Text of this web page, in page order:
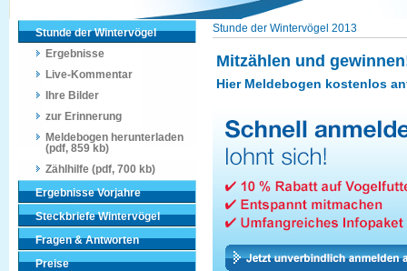
Stunde der Wintervögel
Ergebnisse
Live-Kommentar
Ihre Bilder
zur Erinnerung
Meldebogen herunterladen
(pdf, 859 kb)
Zählhilfe (pdf, 700 kb)
Ergebnisse Vorjahre
Steckbriefe Wintervögel
Fragen & Antworten
Preise
Stunde der Wintervögel 2013
Mitzählen und
Hier Meldebogen kostenlos